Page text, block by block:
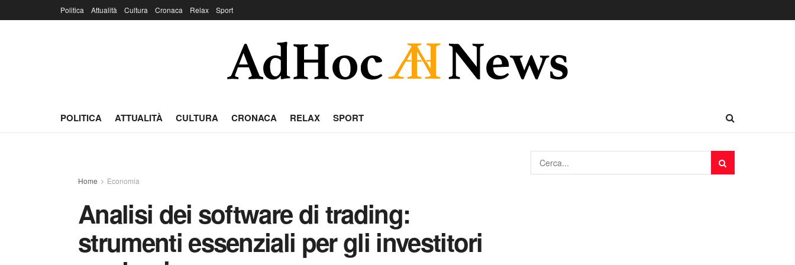
Politica Attualità Cultura Cronaca Relax Sport
POLITICA ATTUALITÀ CULTURA CRONACA RELAX SPORT
Home Economia
Analisi dei software di trading:
strumenti essenziali per gli investitori